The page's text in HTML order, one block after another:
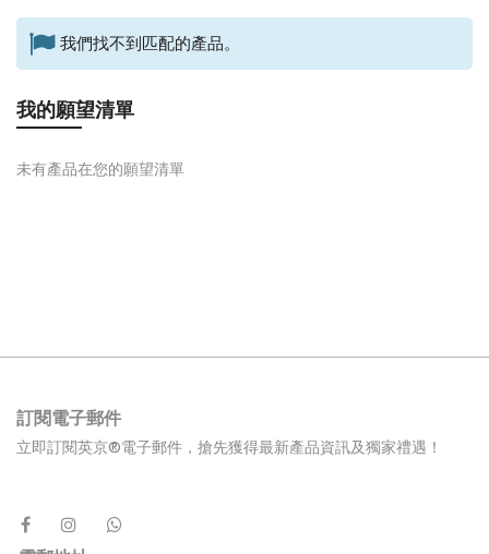
我們找不到匹配的產品。
我的願望清單
未有產品在您的願望清單
訂閱電子郵件
立即訂閱英京®電子郵件，搶先獲得最新產品資訊及獨家禮遇！